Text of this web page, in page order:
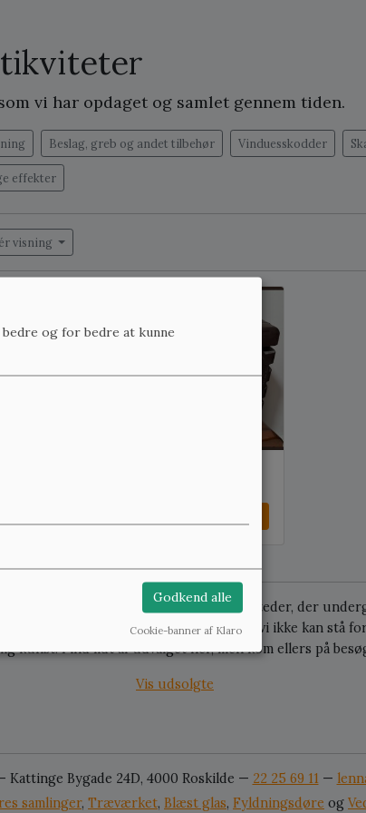
vi har opdaget og samlet gennem tiden.
Beslag, greb og andet tilbehør Vinduesskodder
effekter
visning
døre eller vinduer fra personer eller steder, der
"kommer vi til" at købe særlige effekter, vi ikke kan stå
kunst. Find lidt af udvalget her, men kom ellers på
Vis udsolgte
Kattinge Bygade 24D, 4000 Roskilde — 22 25 69 11—
samlinger, Træværket, Blæst glas, Fyldningsdøre og
og for bedre at kunne
Godkend alle
Cookie-banner af Klaro